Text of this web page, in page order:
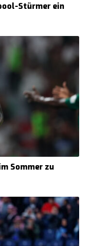
Stürmer ein
Sommer zu